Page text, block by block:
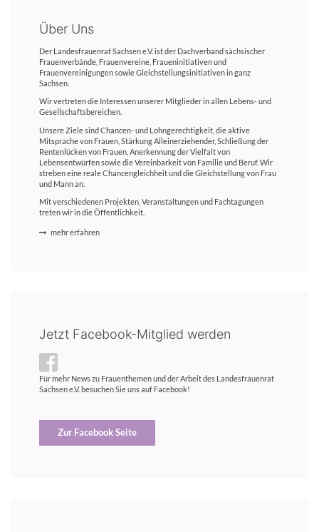
Über Uns
Der Landesfrauenrat Sachsen e.V. ist der Dachverband sächsischer
Frauenverbände, Frauenvereine, Fraueninitiativen und
Frauenvereinigungen sowie Gleichstellungsinitiativen in ganz
Sachsen.
Wir vertreten die Interessen unserer Mitglieder in allen Lebens- und
Gesellschaftsbereichen.
Unsere Ziele sind Chancen- und Lohngerechtigkeit, die aktive
Mitsprache von Frauen, Stärkung Alleinerziehender, Schließung der
Rentenlücken von Frauen, Anerkennung der Vielfalt von
Lebensentwürfen sowie die Vereinbarkeit von Familie und Beruf. Wir
streben eine reale Chancengleichheit und die Gleichstellung von Frau
und Mann an.
Mit verschiedenen Projekten, Veranstaltungen und Fachtagungen
treten wir in die Öffentlichkeit.
mehr erfahren
Jetzt Facebook-Mitglied werden
Für mehr News zu Frauenthemen und der Arbeit des Landesfrauenrat
Sachsen e.V. besuchen Sie uns auf Facebook!
Zur Facebook Seite